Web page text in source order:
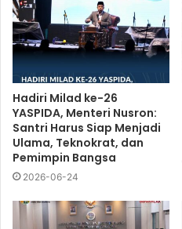
Hadiri Milad ke-26
YASPIDA, Menteri Nusron:
Santri Harus Siap Menjadi
Ulama, Teknokrat, dan
Pemimpin Bangsa
2026-06-24